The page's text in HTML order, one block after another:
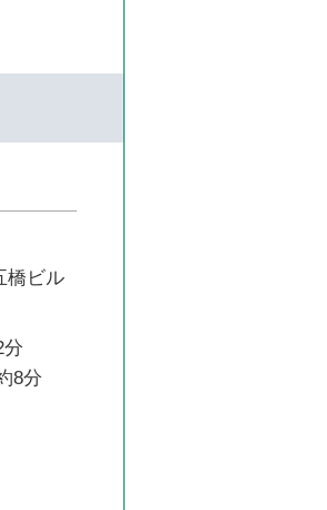
橋ビル
8分